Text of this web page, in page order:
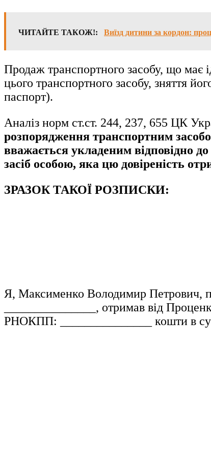
ЧИТАЙТЕ ТАКОЖ!: Виїзд дитини за кордон:
Продаж транспортного засобу, що має
цього транспортного засобу, зняття
паспорт).
Аналіз норм ст.ст. 244, 237, 655 ЦК
розпорядження транспортним
вважається укладеним відповідно
засіб особою, яка цю довіреність
ЗРАЗОК ТАКОЇ РОЗПИСКИ:
Я, Максименко Володимир Петрович,
_______________, отримав від
РНОКПП: _______________ кошти в